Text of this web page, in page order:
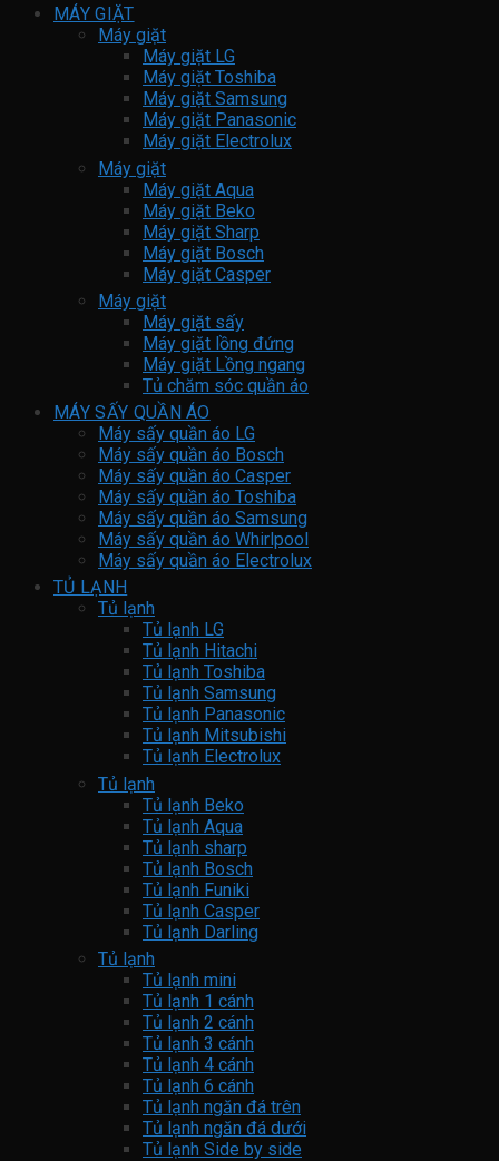
MÁY GIẶT
Máy giặt
Máy giặt LG
Máy giặt Toshiba
Máy giặt Samsung
Máy giặt Panasonic
Máy giặt Electrolux
Máy giặt
Máy giặt Aqua
Máy giặt Beko
Máy giặt Sharp
Máy giặt Bosch
Máy giặt Casper
Máy giặt
Máy giặt sấy
Máy giặt lồng đứng
Máy giặt Lồng ngang
Tủ chăm sóc quần áo
MÁY SẤY QUẦN ÁO
Máy sấy quần áo LG
Máy sấy quần áo Bosch
Máy sấy quần áo Casper
Máy sấy quần áo Toshiba
Máy sấy quần áo Samsung
Máy sấy quần áo Whirlpool
Máy sấy quần áo Electrolux
TỦ LẠNH
Tủ lạnh
Tủ lạnh LG
Tủ lạnh Hitachi
Tủ lạnh Toshiba
Tủ lạnh Samsung
Tủ lạnh Panasonic
Tủ lạnh Mitsubishi
Tủ lạnh Electrolux
Tủ lạnh
Tủ lạnh Beko
Tủ lạnh Aqua
Tủ lạnh sharp
Tủ lạnh Bosch
Tủ lạnh Funiki
Tủ lạnh Casper
Tủ lạnh Darling
Tủ lạnh
Tủ lạnh mini
Tủ lạnh 1 cánh
Tủ lạnh 2 cánh
Tủ lạnh 3 cánh
Tủ lạnh 4 cánh
Tủ lạnh 6 cánh
Tủ lạnh ngăn đá trên
Tủ lạnh ngăn đá dưới
Tủ lạnh Side by side